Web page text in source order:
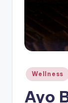
Posted
in
Wellness
Ayo